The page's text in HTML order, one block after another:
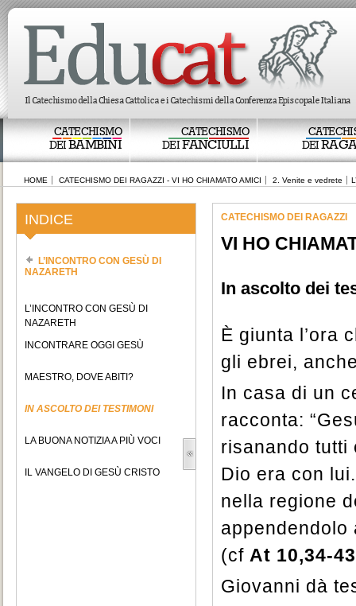
CATECHISMO
DEIBAMBINI
CATECHISMO
DEIFANCIULLI
DEI
HOME CATECHISMO DEI RAGAZZI - VI HO CHIAMATO AMICI 2. Venite e vedrete
INDICE
L’INCONTRO CON GESÙ DI
NAZARETH
L’INCONTRO CON GESÙ DI
NAZARETH
INCONTRARE OGGI GESÙ
MAESTRO, DOVE ABITI?
IN ASCOLTO DEI TESTIMONI
LA BUONA NOTIZIA A PIÙ VOCI
IL VANGELO DI GESÙ CRISTO
CATECHISMO DEI RAGAZZI
VI HO
In ascolto dei
È giunta l’ora
gli ebrei,
In casa di un
racconta:
risanando tutti
Dio era con
nella regione
appendendolo
(cf At 10,34-43
Giovanni dà